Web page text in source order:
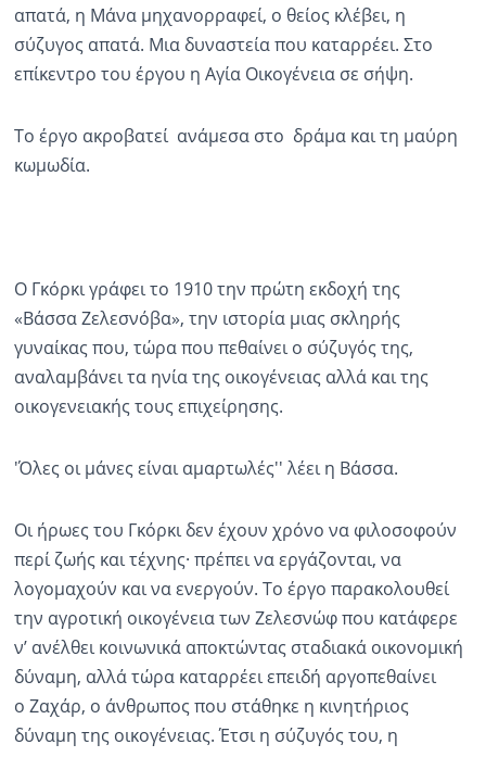
απατά, η Μάνα μηχανορραφεί, ο θείος κλέβει, η
σύζυγος απατά. Μια δυναστεία που καταρρέει. Στο
επίκεντρο του έργου η Αγία Οικογένεια σε σήψη.
Το έργο ακροβατεί ανάμεσα στο δράμα και τη μαύρη
κωμωδία.
Ο Γκόρκι γράφει το 1910 την πρώτη εκδοχή της
«Βάσσα Ζελεσνόβα», την ιστορία μιας σκληρής
γυναίκας που, τώρα που πεθαίνει ο σύζυγός της,
αναλαμβάνει τα ηνία της οικογένειας αλλά και της
οικογενειακής τους επιχείρησης.
'Όλες οι μάνες είναι αμαρτωλές'' λέει η Βάσσα.
Οι ήρωες του Γκόρκι δεν έχουν χρόνο να φιλοσοφούν
περί ζωής και τέχνης· πρέπει να εργάζονται, να
λογομαχούν και να ενεργούν. Το έργο παρακολουθεί
την αγροτική οικογένεια των Ζελεσνώφ που κατάφερε
ν’ ανέλθει κοινωνικά αποκτώντας σταδιακά οικονομική
δύναμη, αλλά τώρα καταρρέει επειδή αργοπεθαίνει
ο Ζαχάρ, ο άνθρωπος που στάθηκε η κινητήριος
δύναμη της οικογένειας. Έτσι η σύζυγός του, η